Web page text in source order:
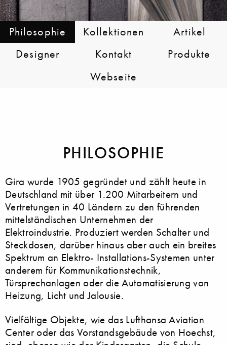
Philosophie Kollektionen
Artikel
Designer
Kontakt
Produkte
Webseite
PHILOSOPHIE
Gira wurde 1905 gegründet und zählt heute in
Deutschland mit über 1.200 Mitarbeitern und
Vertretungen in 40 Ländern zu den führenden
mittelständischen Unternehmen der
Elektroindustrie. Produziert werden Schalter und
Steckdosen, darüber hinaus aber auch ein breites
Spektrum an Elektro- Installations-Systemen unter
anderem für Kommunikationstechnik,
Türsprechanlagen oder die Automatisierung von
Heizung, Licht und Jalousie.
Vielfältige Objekte, wie das Lufthansa Aviation
Center oder das Vorstandsgebäude von Hoechst,